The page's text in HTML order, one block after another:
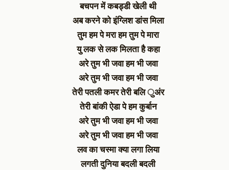
बचपन में कबड्डी खेली थी
अब करने को इंग्लिश डांस मिला
तुम हम पे मरा हम तुम पे मारा
यु लक से लक मिलता है कहा
अरे तुम भी जवा हम भी जवा
अरे तुम भी जवा हम भी जवा
तेरी पतली कमर तेरी बलि ुअंर
तेरी बांकी ऐडा पे हम कुर्बान
अरे तुम भी जवा हम भी जवा
अरे तुम भी जवा हम भी जवा
लव का चस्मा क्या लगा लिया
लगती दुनिया बदली बदली